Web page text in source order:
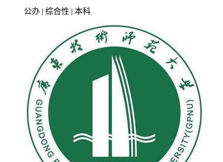
公办 | 综合性 | 本科